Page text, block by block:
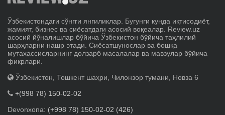
Ўзбекистондаги сўнгги янгиликлар. Бугунги кунда иқтисодиёт,
жамият, бизнес ва сиёсатдаги асосий воқеалар. Review.uz
асосий йўналишлар бўйича Ўзбекистон бўйича таҳлилий
шарҳларни нашр этади. Сиёсатшунослар ва бошқа
мутахассисларнинг долзарб масалалар ва мавзулар бўйича
фикрлари.
Ўзбекистон, Тошкент шаҳри, Чилонзор тумани, Новза 6
+(998 78) 150-02-02
Devonxona: (+998 78) 150-02-02 (426)